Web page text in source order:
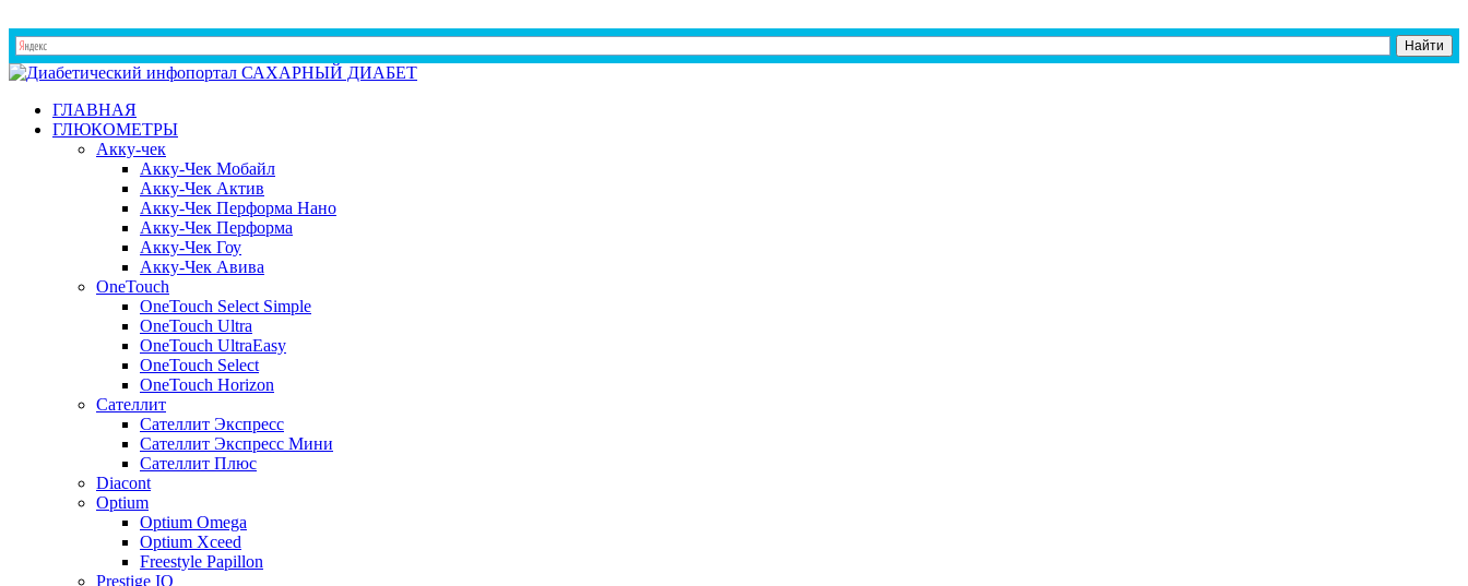
ГЛАВНАЯ
ГЛЮКОМЕТРЫ
Акку-чек
Акку-Чек Мобайл
Акку-Чек Актив
Акку-Чек Перформа Нано
Акку-Чек Перформа
Акку-Чек Гоу
Акку-Чек Авива
OneTouch
OneTouch Select Simple
OneTouch Ultra
OneTouch UltraEasy
OneTouch Select
OneTouch Horizon
Сателлит
Сателлит Экспресс
Сателлит Экспресс Мини
Сателлит Плюс
Diacont
Optium
Optium Omega
Optium Xceed
Freestyle Papillon
Prestige IQ